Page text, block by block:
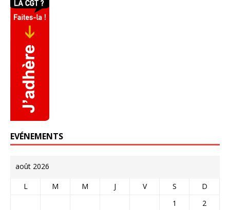
EVÉNEMENTS
août 2026
L M M J V S
D
1
2